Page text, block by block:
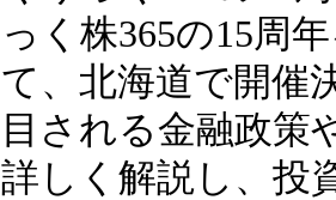
催
くりっく365の20
っく株365の15周
て、北海道で開催